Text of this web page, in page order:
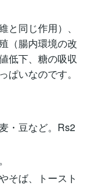
同じ作用）、
（腸内環境の改
低下、糖の吸収
ぱいなのです。
・豆など。Rs2
そば、トースト